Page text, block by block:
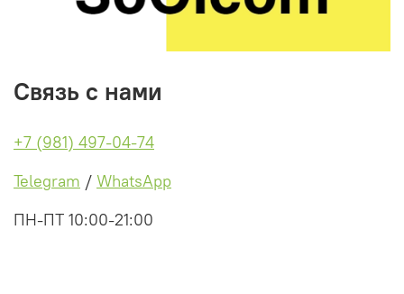
Связь с нами
+7 (981) 497-04-74
Telegram / WhatsApp
ПН-ПТ 10:00-21:00